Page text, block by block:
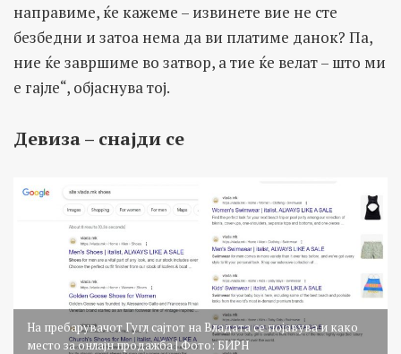
направиме, ќе кажеме – извинете вие не сте
безбедни и затоа нема да ви платиме данок? Па,
ние ќе завршиме во затвор, а тие ќе велат – што ми
е гајле“, објаснува тој.
Девиза – снајди се
На пребарувачот Гугл сајтот на Владата се појавува и како
место за онлајн продажба | Фото: БИРН